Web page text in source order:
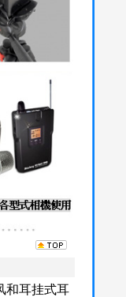
和耳挂式耳